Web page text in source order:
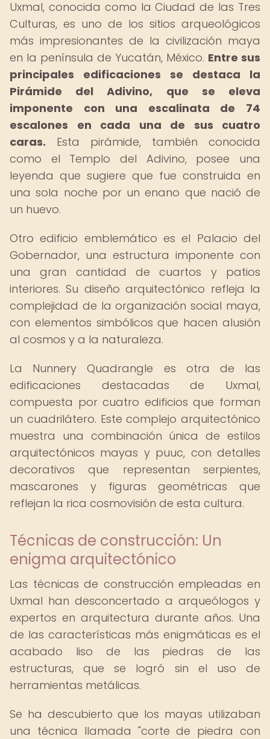
Uxmal, conocida como la Ciudad de las Tres
Culturas, es uno de los sitios arqueológicos
más impresionantes de la civilización maya
en la península de Yucatán, México. Entre sus
principales edificaciones se destaca la
Pirámide del Adivino, que se eleva
imponente con una escalinata de 74
escalones en cada una de sus cuatro
caras. Esta pirámide, también conocida
como el Templo del Adivino, posee una
leyenda que sugiere que fue construida en
una sola noche por un enano que nació de
un huevo.
Otro edificio emblemático es el Palacio del
Gobernador, una estructura imponente con
una gran cantidad de cuartos y patios
interiores. Su diseño arquitectónico refleja la
complejidad de la organización social maya,
con elementos simbólicos que hacen alusión
al cosmos y a la naturaleza.
La Nunnery Quadrangle es otra de las
edificaciones destacadas de Uxmal,
compuesta por cuatro edificios que forman
un cuadrilátero. Este complejo arquitectónico
muestra una combinación única de estilos
arquitectónicos mayas y puuc, con detalles
decorativos que representan serpientes,
mascarones y figuras geométricas que
reflejan la rica cosmovisión de esta cultura.
Técnicas de construcción: Un
enigma arquitectónico
Las técnicas de construcción empleadas en
Uxmal han desconcertado a arqueólogos y
expertos en arquitectura durante años. Una
de las características más enigmáticas es el
acabado liso de las piedras de las
estructuras, que se logró sin el uso de
herramientas metálicas.
Se ha descubierto que los mayas utilizaban
una técnica llamada "corte de piedra con